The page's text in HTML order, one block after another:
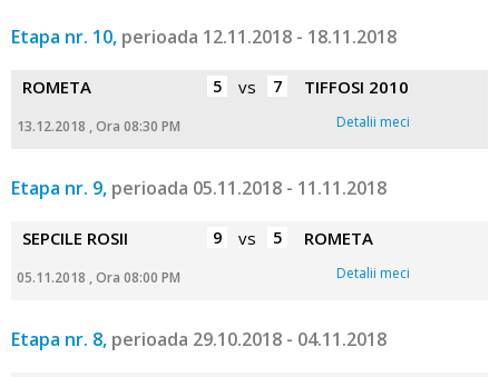
Etapa nr. 10, perioada 12.11.2018 - 18.11.2018
ROMETA 5 vs 7 TIFFOSI 2010
13.12.2018 , Ora 08:30 PM Detalii meci
Etapa nr. 9, perioada 05.11.2018 - 11.11.2018
SEPCILE ROSII 9 vs 5 ROMETA
05.11.2018 , Ora 08:00 PM Detalii meci
Etapa nr. 8, perioada 29.10.2018 - 04.11.2018